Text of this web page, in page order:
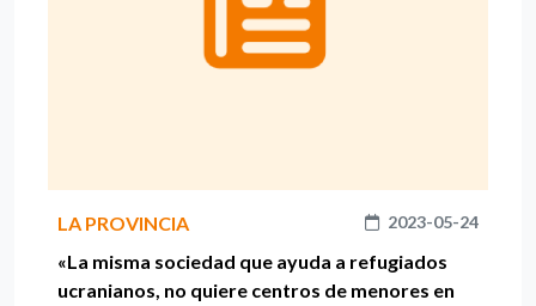
LA PROVINCIA 2023-05-24
«La misma sociedad que ayuda a refugiados
ucranianos, no quiere centros de menores en